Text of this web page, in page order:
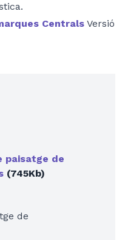
Centrals Versió
paisatge de
(745Kb)
de